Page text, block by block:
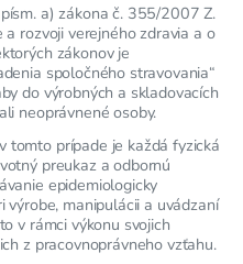
a) zákona č. 355/2007 Z.
a rozvoji verejného zdravia a o
zákonov je
spoločného stravovania“
do výrobných a skladovacích
neoprávnené osoby.
tomto prípade je každá fyzická
preukaz a odbornú
epidemiologicky
výrobe, manipulácii a uvádzaní
v rámci výkonu svojich
z pracovnoprávneho vzťahu.